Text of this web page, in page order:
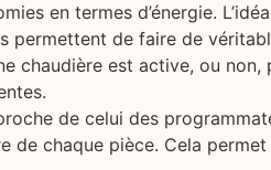
en termes d’énergie.
permettent de faire de
chaudière est active, ou
de celui des
chaque pièce. Cela permet